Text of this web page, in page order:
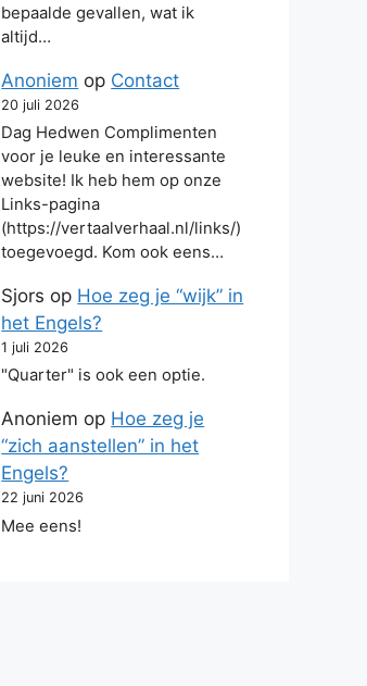
bepaalde gevallen, wat ik
altijd…
Anoniem op Contact
20 juli 2026
Dag Hedwen Complimenten
voor je leuke en interessante
website! Ik heb hem op onze
Links-pagina
(https://vertaalverhaal.nl/links/)
toegevoegd. Kom ook eens…
Sjors op Hoe zeg je “wijk” in
het Engels?
1 juli 2026
"Quarter" is ook een optie.
Anoniem op Hoe zeg je
“zich aanstellen” in het
Engels?
22 juni 2026
Mee eens!